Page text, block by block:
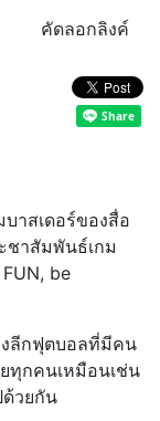
คัดลอกลิงค์
าสเดอร์ของสื่อ
ชาสัมพันธ์เกม
be
งลีกฟุตบอลที่มีคน
ทุกคนเหมือนเช่น
วยกัน